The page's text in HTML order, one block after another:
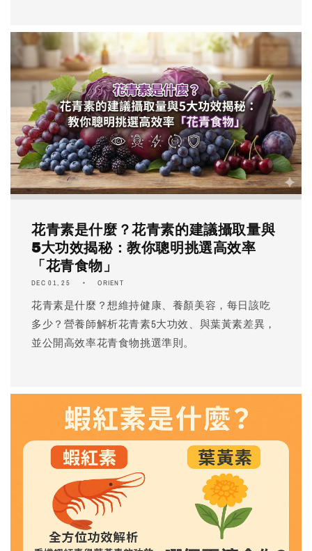
花青素是什麼？花青素的建議攝取量與
5大功效揭秘：教你聰明挑選高效率
「花青食物」
DEC 01, 25 ORIENT
花青素是什麼？想維持健康、養顏美容，每日該吃
多少？營養師解析花青素5大功效、與葉黃素差異，
並公開高效率花青食物挑選準則。